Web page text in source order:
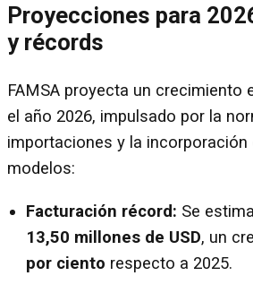
Proyecciones para
y récords
FAMSA proyecta un crecimiento
el año 2026, impulsado por la
importaciones y la incorporación
modelos:
Facturación récord: Se
13,50 millones de USD, un
por ciento respecto a 2025.